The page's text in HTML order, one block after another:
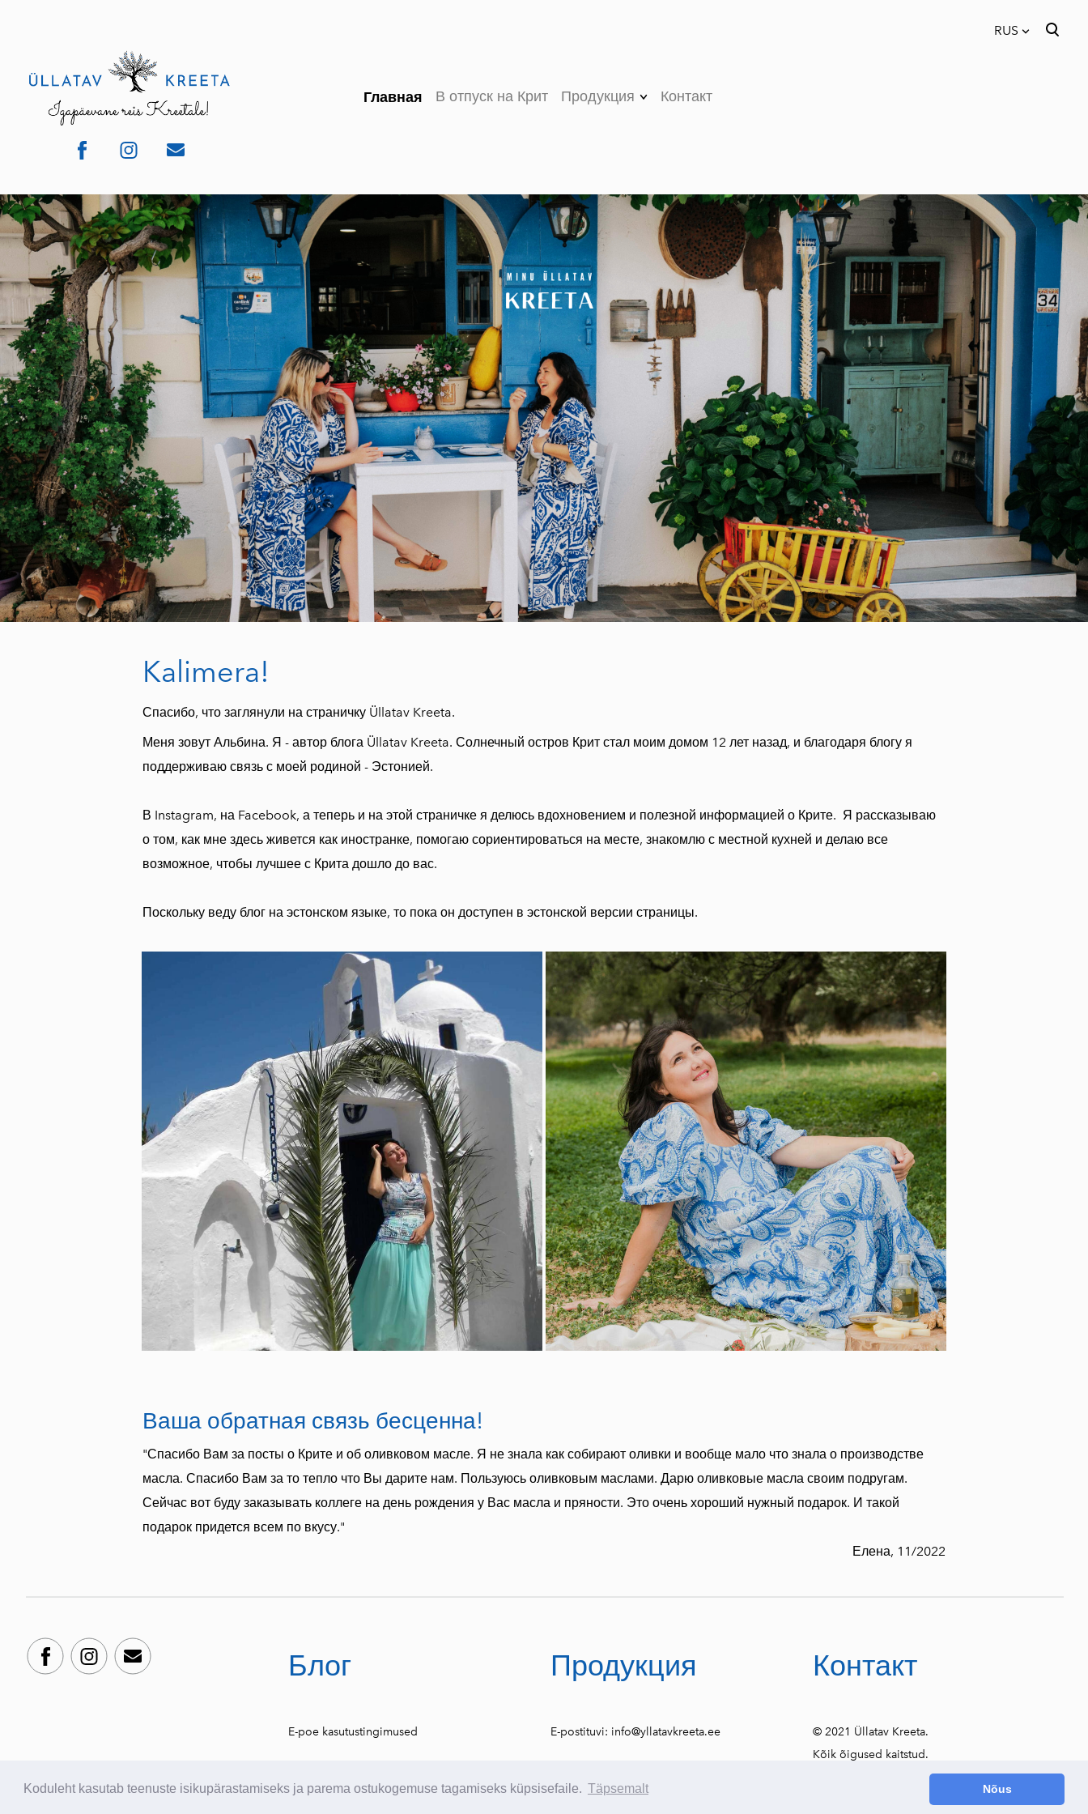
Koduleht kasutab teenuste isikupärastamiseks ja parema ostukogemuse tagamiseks küpsisefaile. Täpsemalt Nõus
Главная В отпуск на Крит Продукция
отжима
VASSILAKIS
ESTATE PREMIUM
оливковое масло
первого холодного
отжима
MY OLIVE OIL
оливковое масло
первого холодного
отжима
Charisma Organic
оливковое масло
первого холодного
отжима
CHARISMA
оливковое масло
первого холодного
отжима
Подарочный
комплект "Üllatav
апельсина
Vassilakis
Оливковое масло
Критский
бальзамический
уксус
Ароматные травы
Крита
AGNOTIS
холистическая
косметика
Aeolis косметика
по уходу за кожей
Изделия из
оливкового
дерева
Контакт
RUS
Kalimera!
Спасибо, что заглянули на страничку Üllatav Kreeta.
Меня зовут Альбина. Я - автор блога Üllatav Kreeta. Солнечный остров Крит стал моим домом 12 лет назад, и благодаря блогу я
поддерживаю связь с моей родиной - Эстонией.
В Instagram, на Facebook, а теперь и на этой страничке я делюсь вдохновением и полезной информацией о Крите. Я рассказываю
о том, как мне здесь живется как иностранке, помогаю сориентироваться на месте, знакомлю с местной кухней и делаю все
возможное, чтобы лучшее с Крита дошло до вас.
Поскольку веду блог на эстонском языке, то пока он доступен в эстонской версии страницы.
Ваша обратная связь бесценна!
"Спасибо Вам за посты о Крите и об оливковом масле. Я не знала как собирают оливки и вообще мало что знала о производстве
масла. Спасибо Вам за то тепло что Вы дарите нам. Пользуюсь оливковым маслами. Дарю оливковые масла своим подругам.
Сейчас вот буду заказывать коллеге на день рождения у Вас масла и пряности. Это очень хороший нужный подарок. И такой
подарок придется всем по вкусу."
Елена, 11/2022
Блог Продукция Контакт
E-poe kasutustingimused E-postituvi: info@yllatavkreeta.ee
© 2021 Üllatav Kreeta.
Kõik õigused kaitstud.